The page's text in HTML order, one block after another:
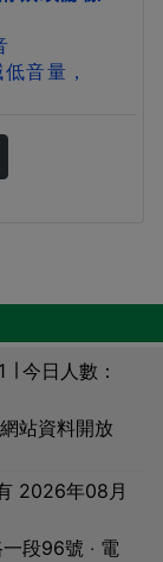
音量，
今日人數：
站資料開放
2026年08月
段96號 ‧ 電